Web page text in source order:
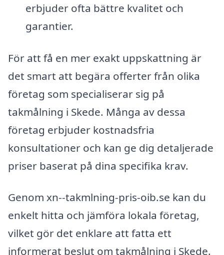
erbjuder ofta bättre kvalitet och
garantier.
För att få en mer exakt uppskattning är
det smart att begära offerter från olika
företag som specialiserar sig på
takmålning i Skede. Många av dessa
företag erbjuder kostnadsfria
konsultationer och kan ge dig detaljerade
priser baserat på dina specifika krav.
Genom xn--takmlning-pris-oib.se kan du
enkelt hitta och jämföra lokala företag,
vilket gör det enklare att fatta ett
informerat beslut om takmålning i Skede.